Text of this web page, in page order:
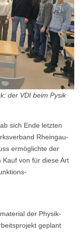
der VDI beim Pysik
sich Ende letzten
Rheingau-
ermöglichte der
von für diese Art
der Physik-
geplant